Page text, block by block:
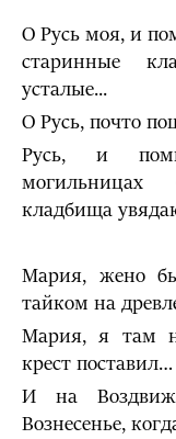
О Русь моя, и
старинные
усталые...
О Русь, почто
Русь, и
могильницах
кладбища
Мария, жено
тайком на
Мария, я там
крест поставил…
И на
Вознесенье,